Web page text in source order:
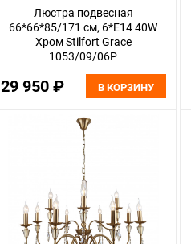
Люстра подвесная
66*66*85/171 см, 6*E14 40W
Хром Stilfort Grace
1053/09/06P
29 950 ₽ В КОРЗИНУ